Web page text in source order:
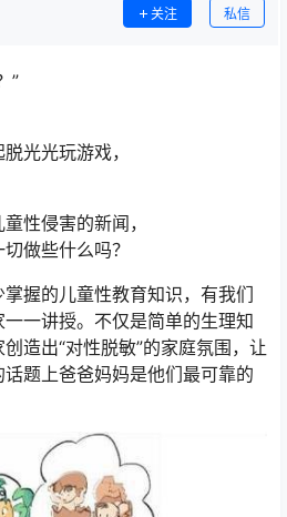
关注 私信
”
光光玩游戏，
性侵害的新闻，
做些什么吗？
握的儿童性教育知识，有我们
一讲授。不仅是简单的生理知
造出“对性脱敏”的家庭氛围，让
题上爸爸妈妈是他们最可靠的